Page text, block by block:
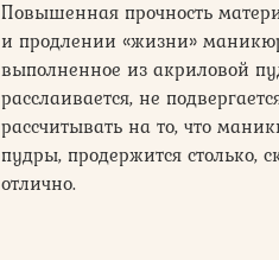
Повышенная прочность
и продлении «жизни»
выполненное из акриловой
расслаивается, не
рассчитывать на то, что
пудры, продержится столько,
отлично.